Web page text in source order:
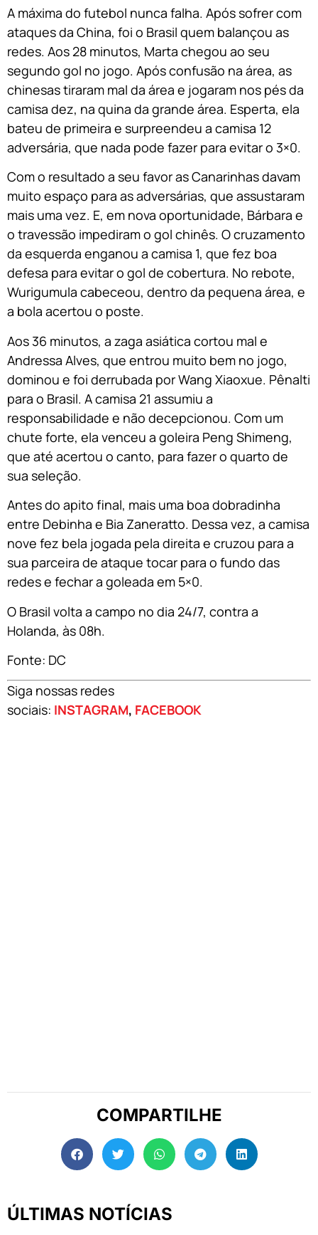
A máxima do futebol nunca falha. Após sofrer com
ataques da China, foi o Brasil quem balançou as
redes. Aos 28 minutos, Marta chegou ao seu
segundo gol no jogo. Após confusão na área, as
chinesas tiraram mal da área e jogaram nos pés da
camisa dez, na quina da grande área. Esperta, ela
bateu de primeira e surpreendeu a camisa 12
adversária, que nada pode fazer para evitar o 3×0.
Com o resultado a seu favor as Canarinhas davam
muito espaço para as adversárias, que assustaram
mais uma vez. E, em nova oportunidade, Bárbara e
o travessão impediram o gol chinês. O cruzamento
da esquerda enganou a camisa 1, que fez boa
defesa para evitar o gol de cobertura. No rebote,
Wurigumula cabeceou, dentro da pequena área, e
a bola acertou o poste.
Aos 36 minutos, a zaga asiática cortou mal e
Andressa Alves, que entrou muito bem no jogo,
dominou e foi derrubada por Wang Xiaoxue. Pênalti
para o Brasil. A camisa 21 assumiu a
responsabilidade e não decepcionou. Com um
chute forte, ela venceu a goleira Peng Shimeng,
que até acertou o canto, para fazer o quarto de
sua seleção.
Antes do apito final, mais uma boa dobradinha
entre Debinha e Bia Zaneratto. Dessa vez, a camisa
nove fez bela jogada pela direita e cruzou para a
sua parceira de ataque tocar para o fundo das
redes e fechar a goleada em 5×0.
O Brasil volta a campo no dia 24/7, contra a
Holanda, às 08h.
Fonte: DC
Siga nossas redes
sociais: INSTAGRAM, FACEBOOK
COMPARTILHE
ÚLTIMAS NOTÍCIAS